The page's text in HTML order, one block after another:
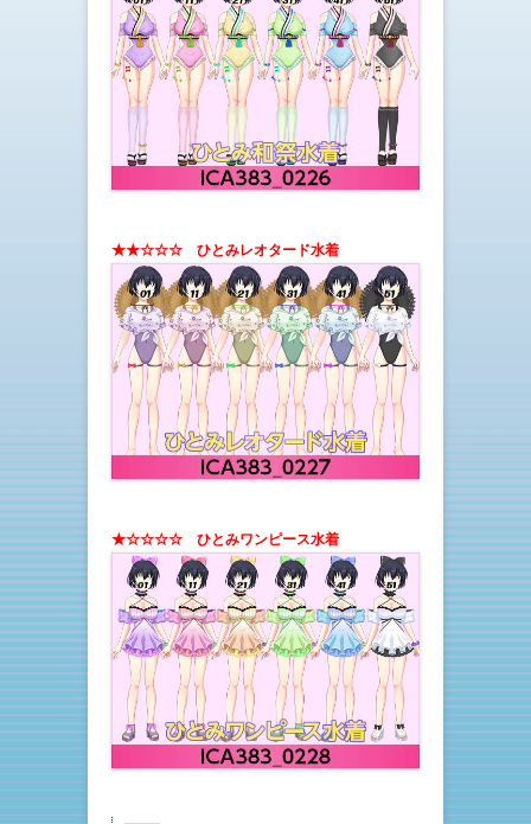
★★☆☆☆ ひとみレオタード水着
★☆☆☆☆ ひとみワンピース水着